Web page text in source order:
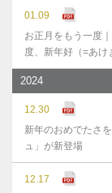
01.09
お正月をもう一度
度、新年好（=あけ
2024
12.30
新年のおめでたさ
ュ」が新登場
12.17